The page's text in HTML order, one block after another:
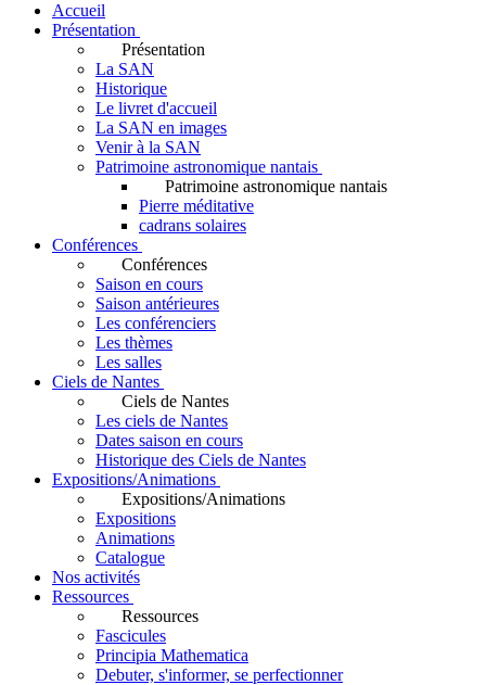
Accueil
Présentation
Présentation
La SAN
Historique
Le livret d'accueil
La SAN en images
Venir à la SAN
Patrimoine astronomique nantais
Patrimoine astronomique nantais
Pierre méditative
cadrans solaires
Conférences
Conférences
Saison en cours
Saison antérieures
Les conférenciers
Les thèmes
Les salles
Ciels de Nantes
Ciels de Nantes
Les ciels de Nantes
Dates saison en cours
Historique des Ciels de Nantes
Expositions/Animations
Expositions/Animations
Expositions
Animations
Catalogue
Nos activités
Ressources
Ressources
Fascicules
Principia Mathematica
Debuter, s'informer, se perfectionner